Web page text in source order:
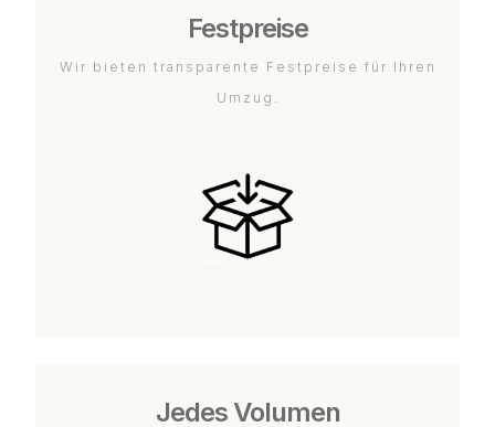
Festpreise
Wir bieten transparente Festpreise für Ihren
Umzug.
Jedes Volumen